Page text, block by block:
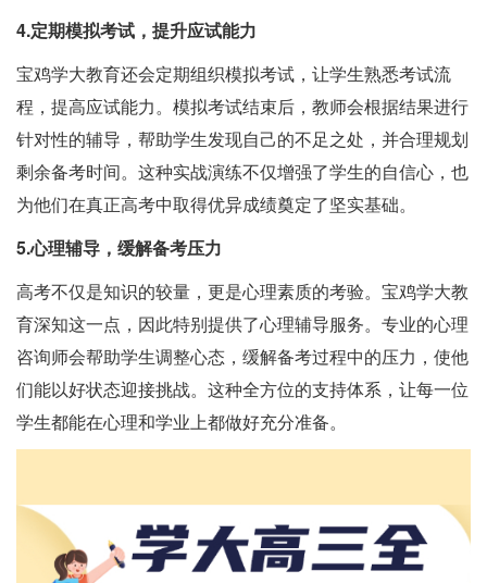
4.定期模拟考试，提升应试能力
宝鸡学大教育还会定期组织模拟考试，让学生熟悉考试流
程，提高应试能力。模拟考试结束后，教师会根据结果进行
针对性的辅导，帮助学生发现自己的不足之处，并合理规划
剩余备考时间。这种实战演练不仅增强了学生的自信心，也
为他们在真正高考中取得优异成绩奠定了坚实基础。
5.心理辅导，缓解备考压力
高考不仅是知识的较量，更是心理素质的考验。宝鸡学大教
育深知这一点，因此特别提供了心理辅导服务。专业的心理
咨询师会帮助学生调整心态，缓解备考过程中的压力，使他
们能以好状态迎接挑战。这种全方位的支持体系，让每一位
学生都能在心理和学业上都做好充分准备。